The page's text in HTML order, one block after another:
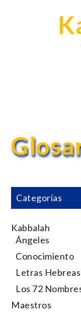
Categorías
Kabbalah
Ángeles
Conocimiento
Letras Hebreas
Los 72
Maestros